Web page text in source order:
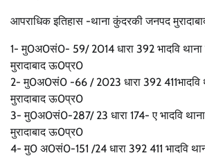
आपराधिक इतिहास -थाना कुंदरकी जनपद
1- मु0अ0सं0- 59/ 2014 धारा 392 भादवि
मुरादाबाद ऊ0प्र0
2- मु0अ0सं0 -66 / 2023 धारा 392 411भादवि
मुरादाबाद ऊ0प्र0
3- मु0अ0सं0-287/ 23 धारा 174- ए भादवि
मुरादाबाद ऊ0प्र0
4- मु0 अ0सं0-151 /24 धारा 392 411 भादवि